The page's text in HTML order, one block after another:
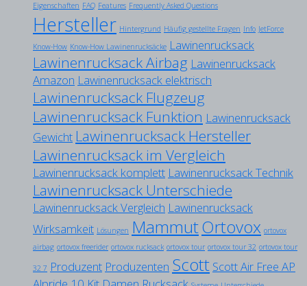
Eigenschaften FAQ Features Frequently Asked Questions
Hersteller Hintergrund Häufig gestellte Fragen Info JetForce
Know-How Know-How Lawinenrucksäcke Lawinenrucksack
Lawinenrucksack Airbag Lawinenrucksack
Amazon Lawinenrucksack elektrisch
Lawinenrucksack Flugzeug
Lawinenrucksack Funktion Lawinenrucksack
Gewicht Lawinenrucksack Hersteller
Lawinenrucksack im Vergleich
Lawinenrucksack komplett Lawinenrucksack Technik
Lawinenrucksack Unterschiede
Lawinenrucksack Vergleich Lawinenrucksack
Wirksamkeit Lösungen MammutOrtovox ortovox
airbag ortovox freerider ortovox rucksack ortovox tour ortovox tour 32 ortovox tour
32 7 Produzent Produzenten Scott Scott Air Free AP